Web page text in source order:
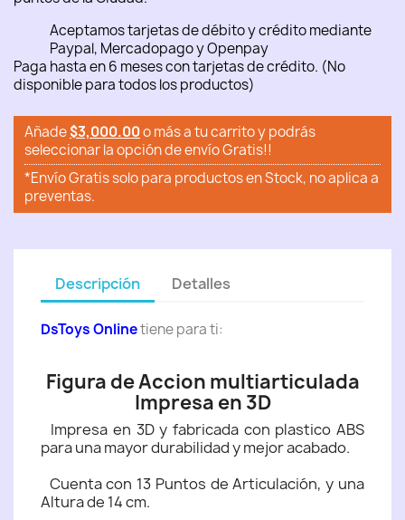
Aceptamos tarjetas de débito y crédito mediante
Paypal, Mercadopago y Openpay
Paga hasta en 6 meses con tarjetas de crédito. (No
disponible para todos los productos)
Añade$3,000.00o más a tu carrito y podrás
seleccionar la opción de envío Gratis!!
*Envío Gratis solo para productos en Stock, no aplica a
preventas.
Descripción Detalles
DsToys Onlinetiene para ti:
Figura de Accion multiarticulada
Impresa en 3D
Impresa en 3D y fabricada con plastico ABS
para una mayor durabilidad y mejor acabado.
Cuenta con 13 Puntos de Articulación, y una
Altura de 14 cm.